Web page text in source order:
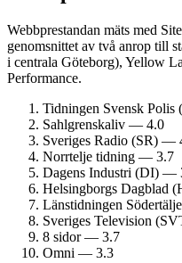
Webbprestandan mäts med
genomsnittet av två anrop till
i centrala Göteborg), Yellow
Performance.
Tidningen Svensk
Sahlgrenskaliv — 4.0
Sveriges Radio (SR) —
Norrtelje tidning — 3.7
Dagens Industri (DI) —
Helsingborgs Dagblad
Länstidningen
Sveriges Television
8 sidor — 3.7
Omni — 3.3